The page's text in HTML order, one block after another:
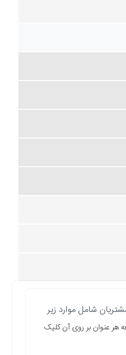
شامل موارد زیر
هر عنوان بر روی آن کلیک